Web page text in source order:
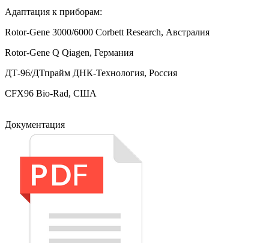
Адаптация к приборам:
Rotor-Gene 3000/6000 Corbett Research, Австралия
Rotor-Gene Q Qiagen, Германия
ДТ‑96/ДТпрайм ДНК-Технология, Россия
CFX96 Bio-Rad, США
Документация